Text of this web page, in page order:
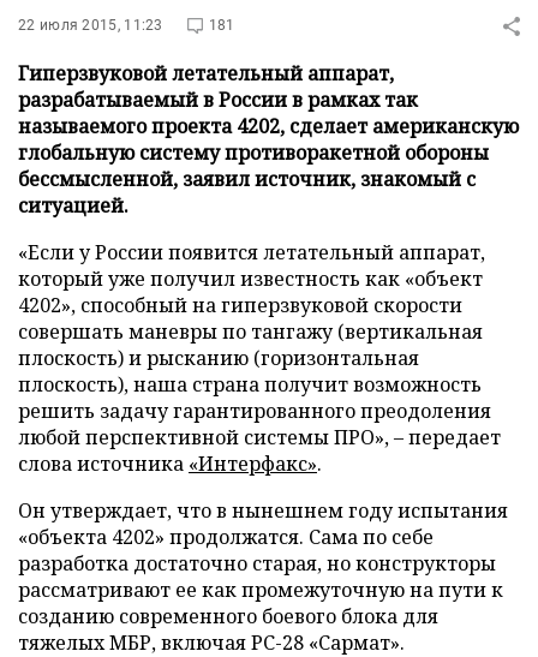
22 июля 2015, 11:23 181
Гиперзвуковой летательный аппарат,
разрабатываемый в России в рамках так
называемого проекта 4202, сделает американскую
глобальную систему противоракетной обороны
бессмысленной, заявил источник, знакомый с
ситуацией.
«Если у России появится летательный аппарат,
который уже получил известность как «объект
4202», способный на гиперзвуковой скорости
совершать маневры по тангажу (вертикальная
плоскость) и рысканию (горизонтальная
плоскость), наша страна получит возможность
решить задачу гарантированного преодоления
любой перспективной системы ПРО», – передает
слова источника «Интерфакс».
Он утверждает, что в нынешнем году испытания
«объекта 4202» продолжатся. Сама по себе
разработка достаточно старая, но конструкторы
рассматривают ее как промежуточную на пути к
созданию современного боевого блока для
тяжелых МБР, включая РС-28 «Сармат».